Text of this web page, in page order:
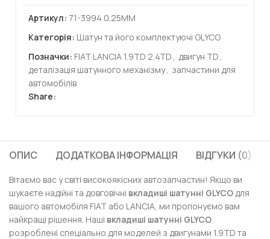
Артикул: 71-3994 0.25MM
Категорія: Шатун та його комплектуючі GLYCO
Позначки: FIAT LANCIA 1.9TD 2.4TD , двигун TD ,
деталізація шатунного механізму, запчастини для
автомобілів
Share:
ОПИС ДОДАТКОВА ІНФОРМАЦІЯ ВІДГУКИ (0)
Вітаємо вас у світі високоякісних автозапчастин! Якщо ви
шукаєте надійні та довговічні вкладиші шатунні GLYCO для
вашого автомобіля FIAT або LANCIA, ми пропонуємо вам
найкращі рішення. Наші вкладиші шатунні GLYCO
розроблені спеціально для моделей з двигунами 1.9TD та